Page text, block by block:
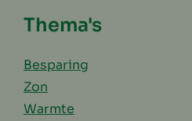
Thema's
Besparing
Zon
Warmte